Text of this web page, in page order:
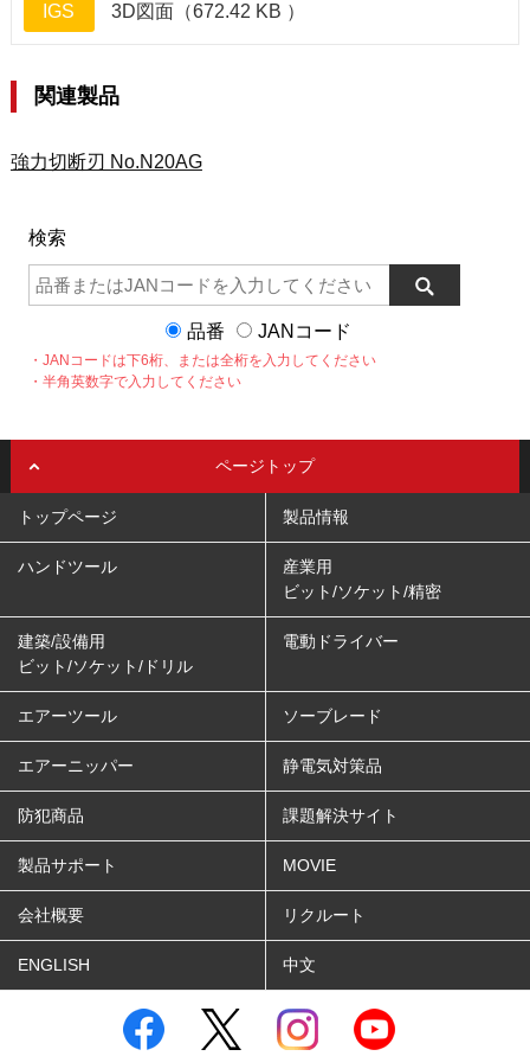
IGS 3D図面（672.42 KB ）
関連製品
強力切断刃 No.N20AG
検索
品番 JANコード
・JANコードは下6桁、または全桁を入力してください
・半角英数字で入力してください
ページトップ
トップページ 製品情報
ハンドツール
産業用
ビット/ソケット/精密
建築/設備用
ビット/ソケット/ドリル
電動ドライバー
エアーツール ソーブレード
エアーニッパー 静電気対策品
防犯商品 課題解決サイト
製品サポート MOVIE
会社概要 リクルート
ENGLISH 中文